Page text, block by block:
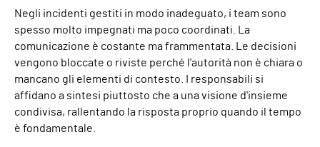
Negli incidenti gestiti in modo inadeguato, i team sono
spesso molto impegnati ma poco coordinati. La
comunicazione è costante ma frammentata. Le decisioni
vengono bloccate o riviste perché l'autorità non è chiara o
mancano gli elementi di contesto. I responsabili si
affidano a sintesi piuttosto che a una visione d'insieme
condivisa, rallentando la risposta proprio quando il tempo
è fondamentale.